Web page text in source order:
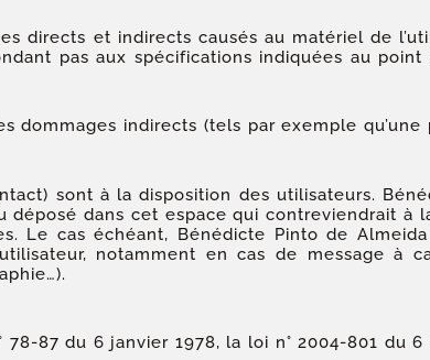
directs et indirects causés au matériel de
pas aux spécifications indiquées au point
indirects (tels par exemple
sont à la disposition des utilisateurs.
dans cet espace qui contreviendrait à
Le cas échéant, Bénédicte Pinto de
notamment en cas de message à
87 du 6 janvier 1978, la loi n° 2004-801 du 6